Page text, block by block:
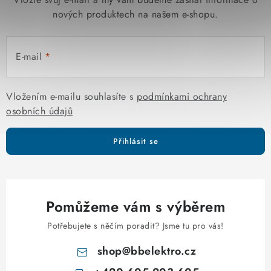
nových produktech na našem e-shopu.
E-mail
Vložením e-mailu souhlasíte s podmínkami ochrany
osobních údajů
Přihlásit se
Pomůžeme vám s výběrem
Potřebujete s něčím poradit? Jsme tu pro vás!
shop@bbelektro.cz